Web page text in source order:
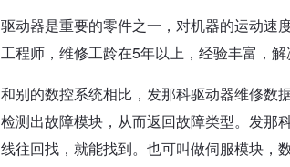
驱动器是重要的零件之一，对机器的运动速
工程师，维修工龄在5年以上，经验丰富，
和别的数控系统相比，发那科驱动器维修数
检测出故障模块，从而返回故障类型。发那
线往回找，就能找到。也可叫做伺服模块，